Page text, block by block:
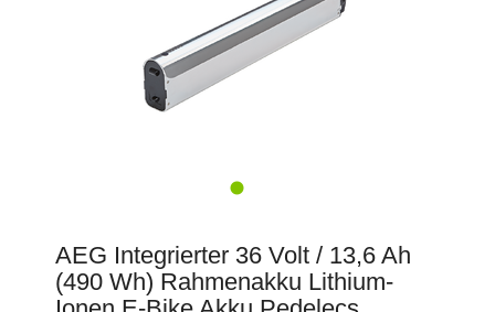
AEG Integrierter 36 Volt / 13,6 Ah
(490 Wh) Rahmenakku Lithium-